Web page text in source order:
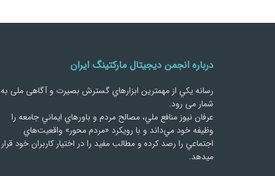
درباره انجمن دیجیتال مارکتینگ ایران
رسانه يكي از مهمترین ابزارهاي گسترش بصیرت و آگاهی ملی به
شمار می رود.
عرفان نیوز منافع ملي، مصالح مردم و باورهاي ايماني جامعه را
وظيفه خود مي‌داند و با رويكرد «مردم‌ محور» واقعيت‌هاي
اجتماعي را رصد کرده و مطالب مفید را در اختیار کاربران خود قرار
میدهد.